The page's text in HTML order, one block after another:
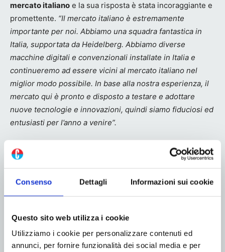
Consenso Dettagli Informazioni sui cookie
Questo sito web utilizza i cookie
Utilizziamo i cookie per personalizzare contenuti ed
annunci, per fornire funzionalità dei social media e per
mercato italiano e la sua risposta è stata incoraggiante e
promettente. “Il mercato italiano è estremamente
importante per noi. Abbiamo una squadra fantastica in
Italia, supportata da Heidelberg. Abbiamo diverse
macchine digitali e convenzionali installate in Italia e
continueremo ad essere vicini al mercato italiano nel
miglior modo possibile. In base alla nostra esperienza, il
mercato qui è pronto e disposto a testare e adottare
nuove tecnologie e innovazioni, quindi siamo fiduciosi ed
entusiasti per l’anno a venire”.
Linkedin Twitter
Articolo precedente
Innovativa struttura Mono-
Prossimo articolo
Seri-Art sceglie la ibrida P5 210